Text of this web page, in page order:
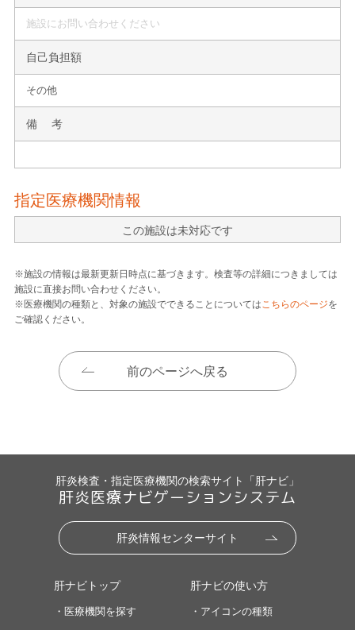
施設にお問い合わせください
自己負担額
その他
備 考
指定医療機関情報
この施設は未対応です
※施設の情報は最新更新日時点に基づきます。検査等の詳細につきましては
施設に直接お問い合わせください。
※医療機関の種類と、対象の施設でできることについてはこちらのページを
ご確認ください。
前のページへ戻る
肝炎検査・指定医療機関の検索サイト「肝ナビ」
肝炎医療ナビゲーションシステム
肝炎情報センターサイト
肝ナビトップ
・医療機関を探す
肝ナビの使い方
・アイコンの種類